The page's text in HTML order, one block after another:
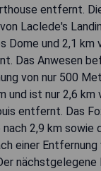
entfernt.
Laclede's
Dome und 2,1 km
Das Anwesen
von nur 500
und ist nur 2,6 km
entfernt. Das
nach 2,9 km sowie
einer Entfernung